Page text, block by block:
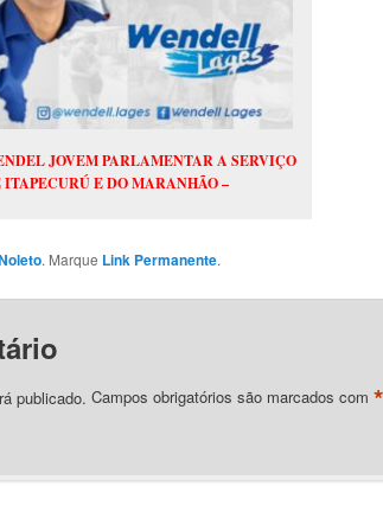
JOVEM PARLAMENTAR A SERVIÇO
ITAPECURÚ E DO MARANHÃO –
. Marque Link Permanente.
publicado. Campos obrigatórios são marcados com *